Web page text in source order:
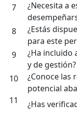
7
¿Necesita a
8
¿Estás
para este
9
¿Ha incluido
y de gestión?
10
¿Conoce las
potencial
11
¿Has